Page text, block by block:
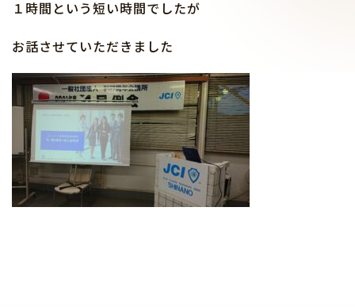
１時間という短い時間でしたが
お話させていただきました